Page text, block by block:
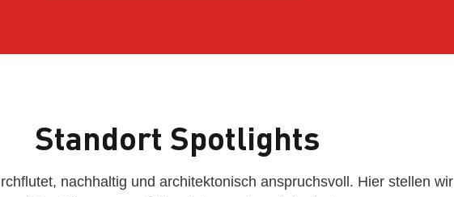
Standort Spotlights
nachhaltig und architektonisch anspruchsvoll. Hier stellen wir